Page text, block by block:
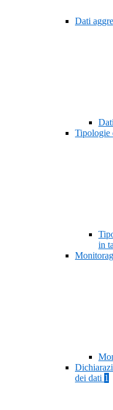
Dati
Tipologie
in
dei dati 1